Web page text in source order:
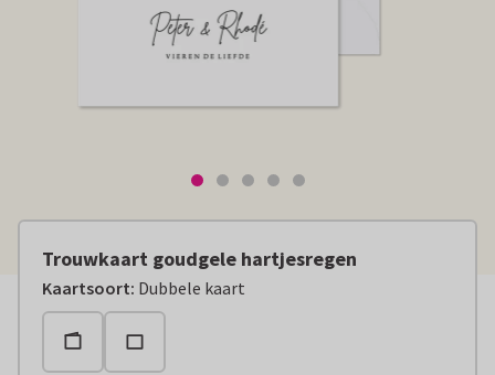
Trouwkaart goudgele hartjesregen
Kaartsoort: Dubbele kaart